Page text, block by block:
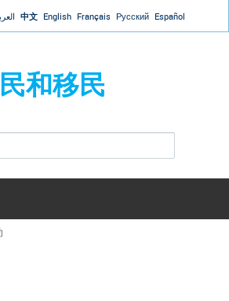
Jump to navigation
中文 English Français Русский Español
和移民